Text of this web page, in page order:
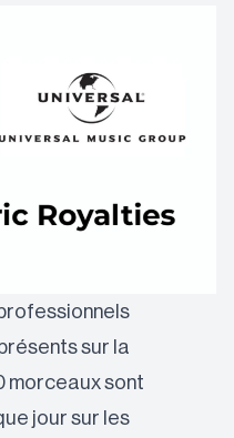
sur la
morceaux sont
jour sur les